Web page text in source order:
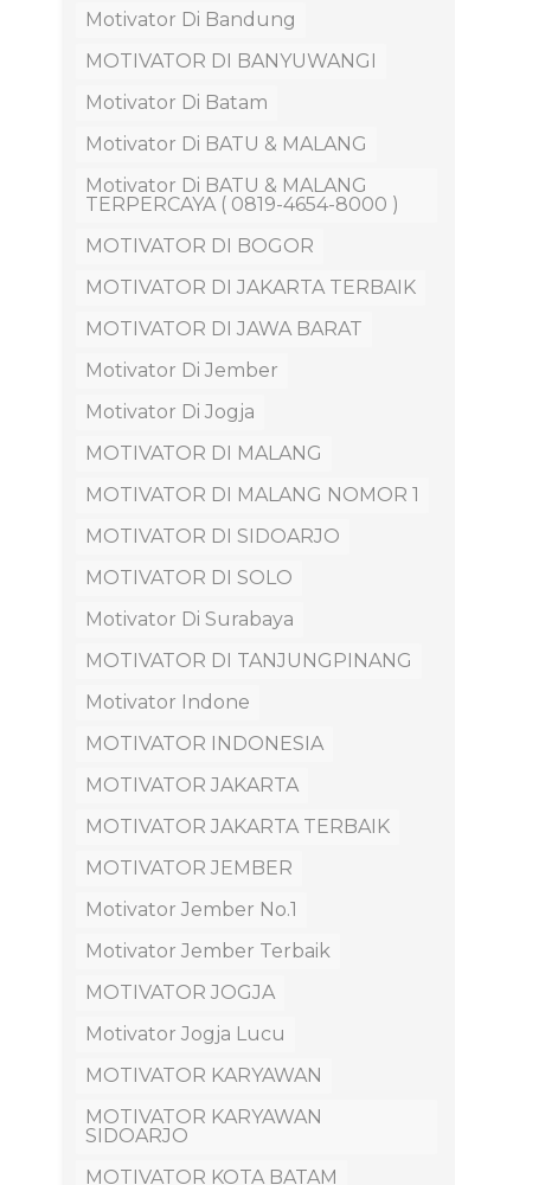
Motivator Di Bandung
MOTIVATOR DI BANYUWANGI
Motivator Di Batam
Motivator Di BATU & MALANG
Motivator Di BATU & MALANG
TERPERCAYA ( 0819-4654-8000 )
MOTIVATOR DI BOGOR
MOTIVATOR DI JAKARTA TERBAIK
MOTIVATOR DI JAWA BARAT
Motivator Di Jember
Motivator Di Jogja
MOTIVATOR DI MALANG
MOTIVATOR DI MALANG NOMOR 1
MOTIVATOR DI SIDOARJO
MOTIVATOR DI SOLO
Motivator Di Surabaya
MOTIVATOR DI TANJUNGPINANG
Motivator Indone
MOTIVATOR INDONESIA
MOTIVATOR JAKARTA
MOTIVATOR JAKARTA TERBAIK
MOTIVATOR JEMBER
Motivator Jember No.1
Motivator Jember Terbaik
MOTIVATOR JOGJA
Motivator Jogja Lucu
MOTIVATOR KARYAWAN
MOTIVATOR KARYAWAN
SIDOARJO
MOTIVATOR KOTA BATAM